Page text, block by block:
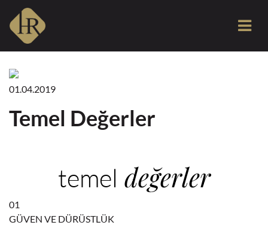
01.04.2019
Temel Değerler
temel değerler
01
GÜVEN VE DÜRÜSTLÜK